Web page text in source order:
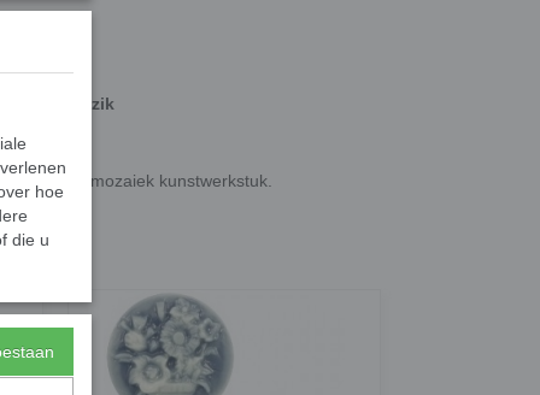
creme perzik
ze in een mozaiek kunstwerkstuk.
hoe
die u